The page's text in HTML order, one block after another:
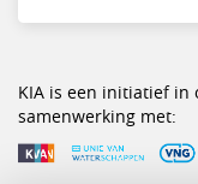
KIA is een initiatief in
samenwerking met: